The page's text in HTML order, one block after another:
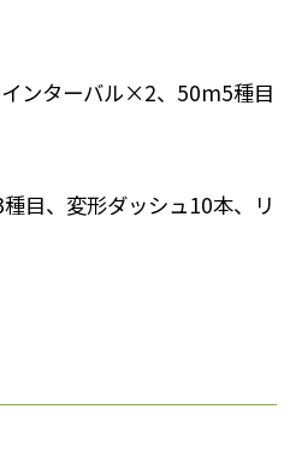
ンターバル×2、50m5種目
目、変形ダッシュ10本、リ